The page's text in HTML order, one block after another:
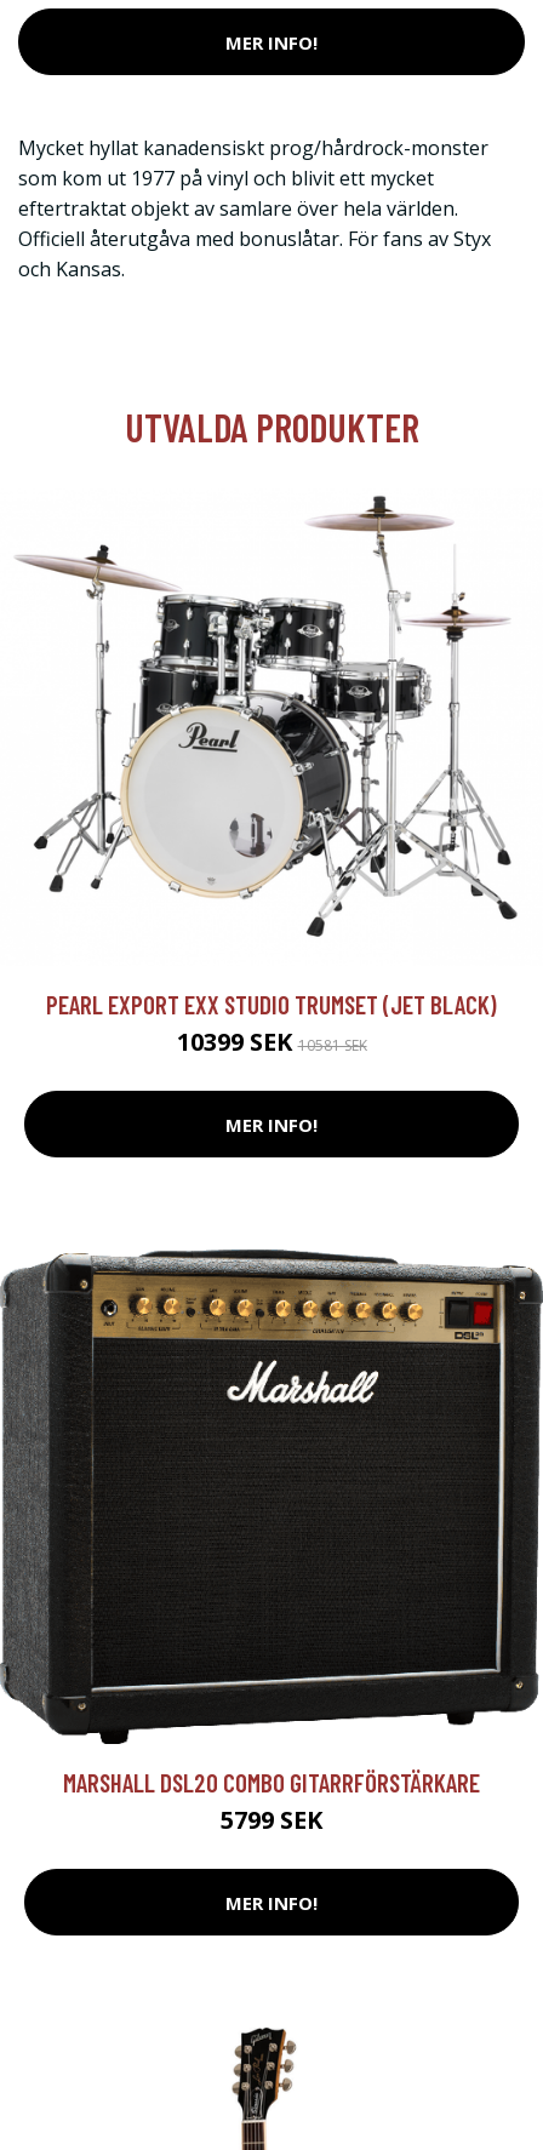
MER INFO!
Mycket hyllat kanadensiskt prog/hårdrock-monster
som kom ut 1977 på vinyl och blivit ett mycket
eftertraktat objekt av samlare över hela världen.
Officiell återutgåva med bonuslåtar. För fans av Styx
och Kansas.
UTVALDA PRODUKTER
PEARL EXPORT EXX STUDIO TRUMSET (JET BLACK)
10399 SEK10581 SEK
MER INFO!
MARSHALL DSL20 COMBO GITARRFÖRSTÄRKARE
5799 SEK
MER INFO!